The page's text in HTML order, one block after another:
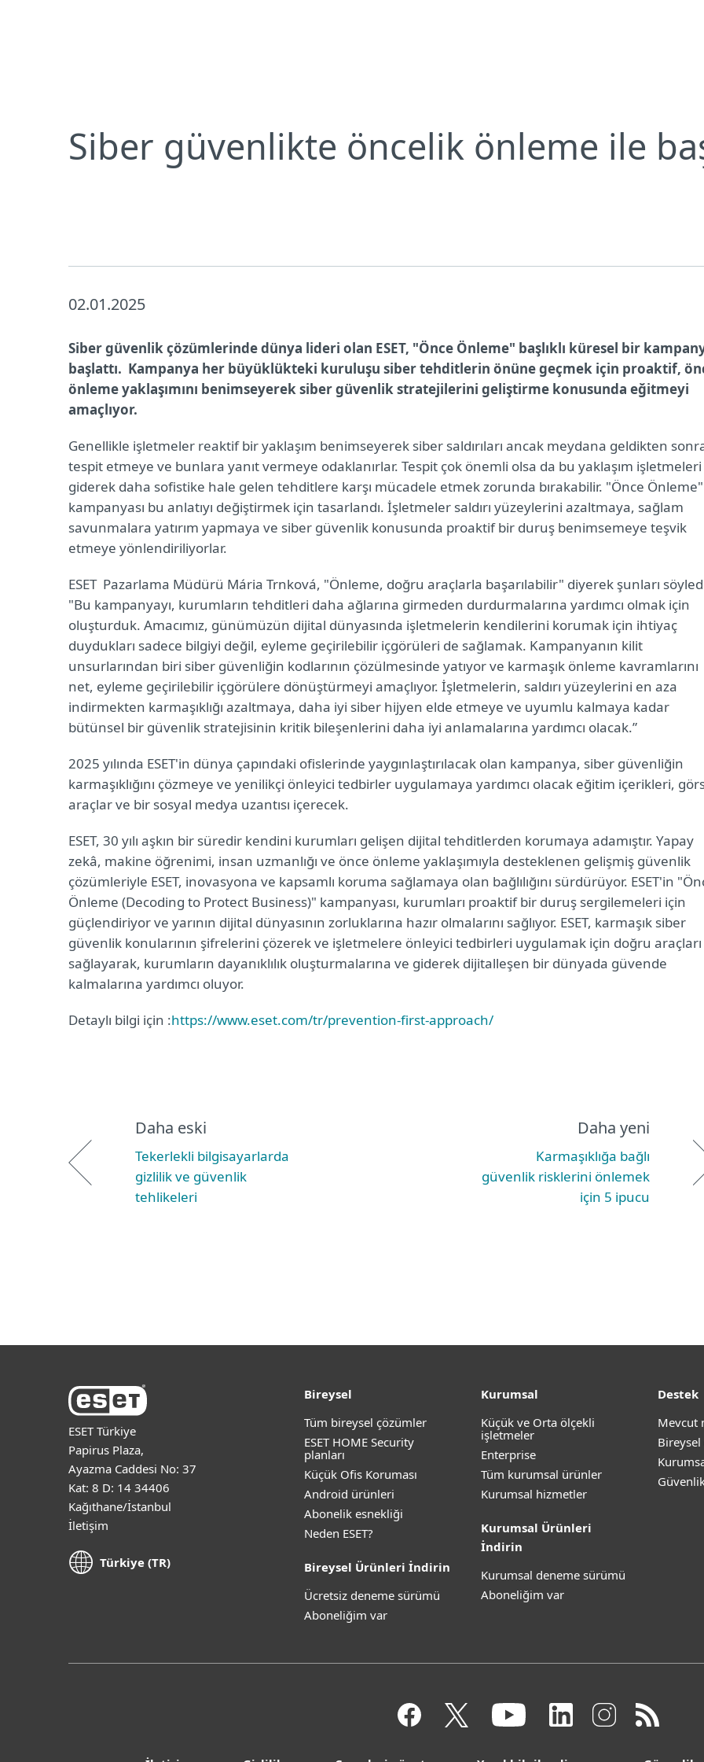
Siber güvenlikte öncelik önleme ile
02.01.2025
Siber güvenlik çözümlerinde dünya lideri olan ESET, "Önce Önleme" başlıklı küresel bir
başlattı. Kampanya her büyüklükteki kuruluşu siber tehditlerin önüne geçmek için proaktif,
önleme yaklaşımını benimseyerek siber güvenlik stratejilerini geliştirme konusunda eğitmeyi
amaçlıyor.
Genellikle işletmeler reaktif bir yaklaşım benimseyerek siber saldırıları ancak meydana geldikten
tespit etmeye ve bunlara yanıt vermeye odaklanırlar. Tespit çok önemli olsa da bu yaklaşım işletmeleri
giderek daha sofistike hale gelen tehditlere karşı mücadele etmek zorunda bırakabilir. "Önce Önleme"
kampanyası bu anlatıyı değiştirmek için tasarlandı. İşletmeler saldırı yüzeylerini azaltmaya, sağlam
savunmalara yatırım yapmaya ve siber güvenlik konusunda proaktif bir duruş benimsemeye teşvik
etmeye yönlendiriliyorlar.
ESET Pazarlama Müdürü Mária Trnková, "Önleme, doğru araçlarla başarılabilir" diyerek şunları
"Bu kampanyayı, kurumların tehditleri daha ağlarına girmeden durdurmalarına yardımcı olmak için
oluşturduk. Amacımız, günümüzün dijital dünyasında işletmelerin kendilerini korumak için ihtiyaç
duydukları sadece bilgiyi değil, eyleme geçirilebilir içgörüleri de sağlamak. Kampanyanın kilit
unsurlarından biri siber güvenliğin kodlarının çözülmesinde yatıyor ve karmaşık önleme kavramlarını
net, eyleme geçirilebilir içgörülere dönüştürmeyi amaçlıyor. İşletmelerin, saldırı yüzeylerini en aza
indirmekten karmaşıklığı azaltmaya, daha iyi siber hijyen elde etmeye ve uyumlu kalmaya kadar
bütünsel bir güvenlik stratejisinin kritik bileşenlerini daha iyi anlamalarına yardımcı olacak.”
2025 yılında ESET'in dünya çapındaki ofislerinde yaygınlaştırılacak olan kampanya, siber güvenliğin
karmaşıklığını çözmeye ve yenilikçi önleyici tedbirler uygulamaya yardımcı olacak eğitim içerikleri,
araçlar ve bir sosyal medya uzantısı içerecek.
ESET, 30 yılı aşkın bir süredir kendini kurumları gelişen dijital tehditlerden korumaya adamıştır. Yapay
zekâ, makine öğrenimi, insan uzmanlığı ve önce önleme yaklaşımıyla desteklenen gelişmiş güvenlik
çözümleriyle ESET, inovasyona ve kapsamlı koruma sağlamaya olan bağlılığını sürdürüyor. ESET'in
Önleme (Decoding to Protect Business)" kampanyası, kurumları proaktif bir duruş sergilemeleri için
güçlendiriyor ve yarının dijital dünyasının zorluklarına hazır olmalarını sağlıyor. ESET, karmaşık siber
güvenlik konularının şifrelerini çözerek ve işletmelere önleyici tedbirleri uygulamak için doğru araçları
sağlayarak, kurumların dayanıklılık oluşturmalarına ve giderek dijitalleşen bir dünyada güvende
kalmalarına yardımcı oluyor.
Detaylı bilgi için :https://www.eset.com/tr/prevention-first-approach/
Daha eski
Tekerlekli bilgisayarlarda
gizlilik ve güvenlik
tehlikeleri
Daha yeni
Karmaşıklığa bağlı
güvenlik risklerini önlemek
için 5 ipucu
ESET Türkiye
Papirus Plaza,
Ayazma Caddesi No: 37
Kat: 8 D: 14 34406
Kağıthane/İstanbul
İletişim
Türkiye (TR)
Bireysel
Tüm bireysel çözümler
ESET HOME Security
planları
Küçük Ofis Koruması
Android ürünleri
Abonelik esnekliği
Neden ESET?
Bireysel Ürünleri İndirin
Ücretsiz deneme sürümü
Aboneliğim var
Kurumsal
Küçük ve Orta ölçekli
işletmeler
Enterprise
Tüm kurumsal ürünler
Kurumsal hizmetler
Kurumsal Ürünleri
İndirin
Kurumsal deneme sürümü
Aboneliğim var
Destek
Mevcut